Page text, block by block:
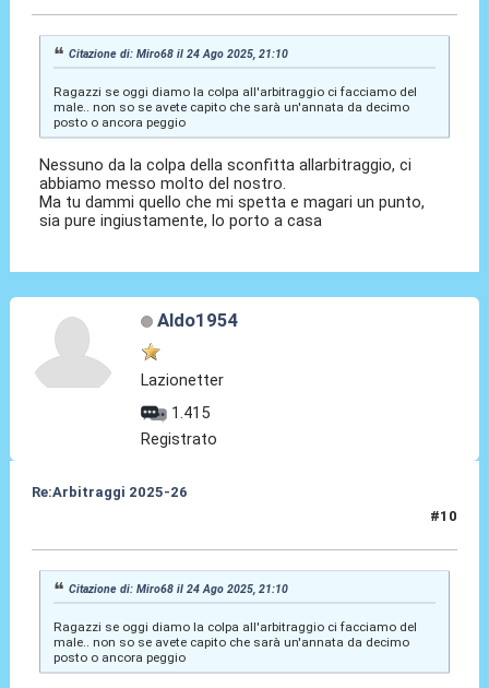
Citazione di: Miro68 il 24 Ago 2025, 21:10
Ragazzi se oggi diamo la colpa all'arbitraggio ci facciamo del
male.. non so se avete capito che sarà un'annata da decimo
posto o ancora peggio
Nessuno da la colpa della sconfitta allarbitraggio, ci
abbiamo messo molto del nostro.
Ma tu dammi quello che mi spetta e magari un punto,
sia pure ingiustamente, lo porto a casa
Aldo1954
Lazionetter
1.415
Registrato
Re:Arbitraggi 2025-26
#10
Citazione di: Miro68 il 24 Ago 2025, 21:10
Ragazzi se oggi diamo la colpa all'arbitraggio ci facciamo del
male.. non so se avete capito che sarà un'annata da decimo
posto o ancora peggio